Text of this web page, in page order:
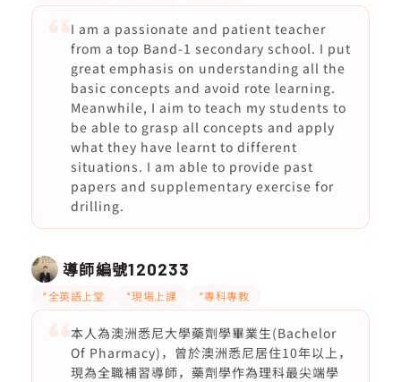
I am a passionate and patient teacher
from a top Band-1 secondary school. I put
great emphasis on understanding all the
basic concepts and avoid rote learning.
Meanwhile, I aim to teach my students to
be able to grasp all concepts and apply
what they have learnt to different
situations. I am able to provide past
papers and supplementary exercise for
drilling.
導師編號120233
*全英語上堂 *現場上課 *專科專教
本人為澳洲悉尼大學藥劑學畢業生(Bachelor
Of Pharmacy)，曾於澳洲悉尼居住10年以上，
現為全職補習導師，藥劑學作為理科最尖端學